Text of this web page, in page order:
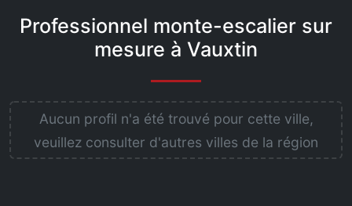
Professionnel monte-escalier sur
mesure à Vauxtin
Aucun profil n'a été trouvé pour cette ville,
veuillez consulter d'autres villes de la région